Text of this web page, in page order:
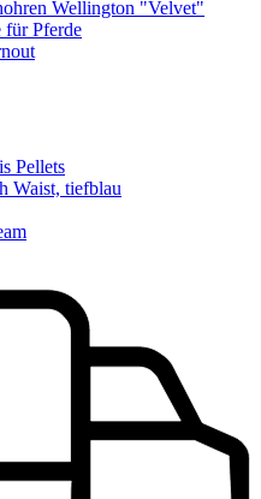
Wellington "Velvet"
Pferde
Pellets
Waist, tiefblau